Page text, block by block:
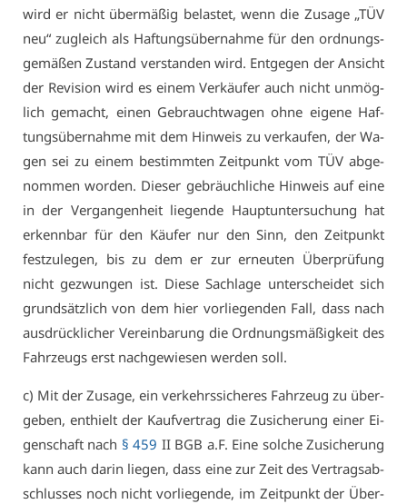
wird er nicht über­mä­ßig be­las­tet, wenn die Zu­sa­ge „TÜV
neu“ zu­gleich als Haf­tungs­über­nah­me für den ord­nungs­
ge­mä­ßen Zu­stand ver­stan­den wird. Ent­ge­gen der An­sicht
der Re­vi­si­on wird es ei­nem Ver­käu­fer auch nicht un­mög­
lich ge­macht, ei­nen Ge­braucht­wa­gen oh­ne ei­ge­ne Haf­
tungs­über­nah­me mit dem Hin­weis zu ver­kau­fen, der Wa­
gen sei zu ei­nem be­stimm­ten Zeit­punkt vom TÜV ab­ge­
nom­men wor­den. Die­ser ge­bräuch­li­che Hin­weis auf ei­ne
in der Ver­gan­gen­heit lie­gen­de Haupt­un­ter­su­chung hat
er­kenn­bar für den Käu­fer nur den Sinn, den Zeit­punkt
fest­zu­le­gen, bis zu dem er zur er­neu­ten Über­prü­fung
nicht ge­zwun­gen ist. Die­se Sach­la­ge un­ter­schei­det sich
grund­sätz­lich von dem hier vor­lie­gen­den Fall, dass nach
aus­drück­li­cher Ver­ein­ba­rung die Ord­nungs­mä­ßig­keit des
Fahr­zeugs erst nach­ge­wie­sen wer­den soll.
c) Mit der Zu­sa­ge, ein ver­kehrs­si­che­res Fahr­zeug zu über­
ge­ben, ent­hielt der Kauf­ver­trag die Zu­si­che­rung ei­ner Ei­
gen­schaft nach § 459 II BGB a.F. Ei­ne sol­che Zu­si­che­rung
kann auch dar­in lie­gen, dass ei­ne zur Zeit des Ver­trags­ab­
schlus­ses noch nicht vor­lie­gen­de, im Zeit­punkt der Über­